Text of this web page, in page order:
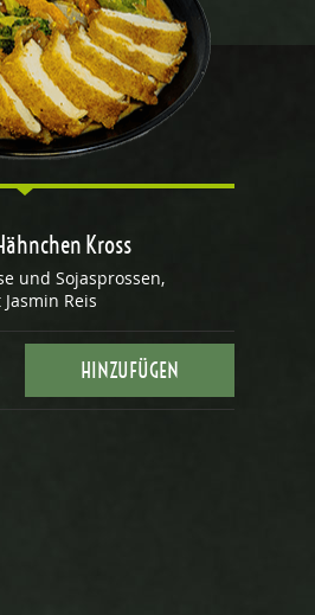
Kross
und Sojasprossen,
Reis
HINZUFÜGEN